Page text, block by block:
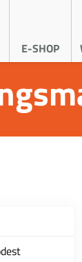
E-SHOP